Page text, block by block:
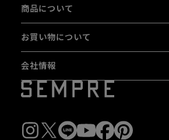
商品について
お買い物について
会社情報